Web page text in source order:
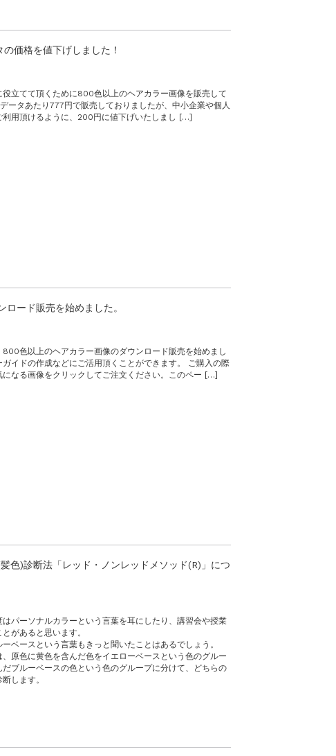
価格を値下げしました！
役立てて頂くために800色以上のヘアカラー画像を販売して
ータあたり777円で販売しておりましたが、中小企業や個人
利用頂けるように、200円に値下げいたしまし […]
ロード販売を始めました。
800色以上のヘアカラー画像のダウンロード販売を始めまし
イドの作成などにご活用頂くことができます。 ご購入の際
になる画像をクリックしてご注文ください。このペー […]
色)診断法「レッド・ノンレッドメソッド(R)」につ
パーソナルカラーという言葉を耳にしたり、講習会や授業
があると思います。
ベースという言葉もきっと聞いたことはあるでしょう。
原色に黄色を含んだ色をイエローベースという色のグルー
ブルーベースの色という色のグループに分けて、どちらの
します。